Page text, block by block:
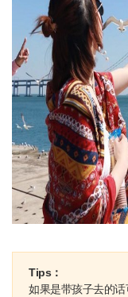
Tips：
如果是带孩子去的